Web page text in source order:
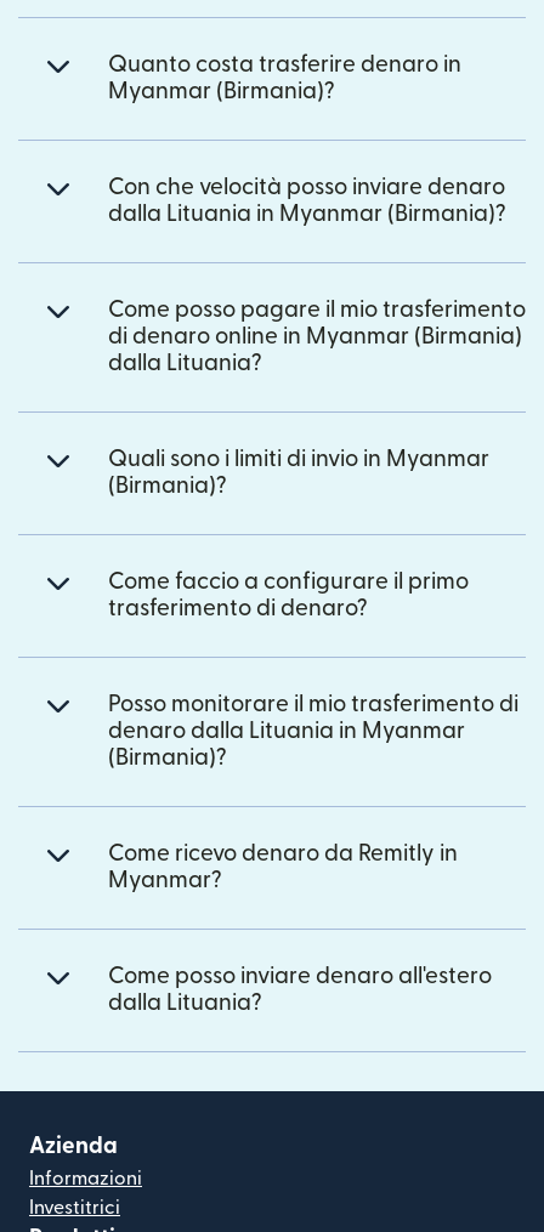
Quanto costa trasferire denaro in
Myanmar (Birmania)?
Con che velocità posso inviare denaro
dalla Lituania in Myanmar (Birmania)?
Come posso pagare il mio trasferimento
di denaro online in Myanmar (Birmania)
dalla Lituania?
Quali sono i limiti di invio in Myanmar
(Birmania)?
Come faccio a configurare il primo
trasferimento di denaro?
Posso monitorare il mio trasferimento di
denaro dalla Lituania in Myanmar
(Birmania)?
Come ricevo denaro da Remitly in
Myanmar?
Come posso inviare denaro all'estero
dalla Lituania?
Azienda
Informazioni
Investitrici